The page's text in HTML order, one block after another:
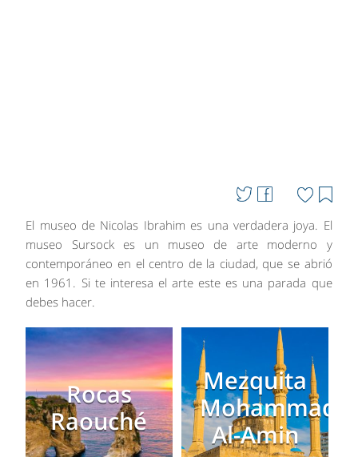
El museo de Nicolas Ibrahim es una verdadera joya. El
museo Sursock es un museo de arte moderno y
contemporáneo en el centro de la ciudad, que se abrió
en 1961. Si te interesa el arte este es una parada que
debes hacer.
Rocas
Raouché
Mezquita
Mohammad
Al-Amin